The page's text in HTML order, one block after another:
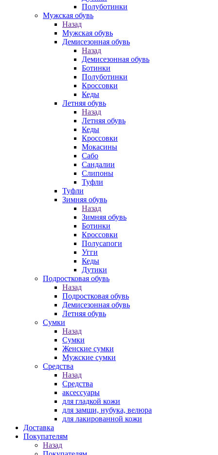
Полуботинки
Мужская обувь
Назад
Мужская обувь
Демисезонная обувь
Назад
Демисезонная обувь
Ботинки
Полуботинки
Кроссовки
Кеды
Летняя обувь
Назад
Летняя обувь
Кеды
Кроссовки
Мокасины
Сабо
Сандалии
Слипоны
Туфли
Туфли
Зимняя обувь
Назад
Зимняя обувь
Ботинки
Кроссовки
Полусапоги
Угги
Кеды
Дутики
Подростковая обувь
Назад
Подростковая обувь
Демисезонная обувь
Летняя обувь
Сумки
Назад
Сумки
Женские сумки
Мужские сумки
Средства
Назад
Средства
аксессуары
для гладкой кожи
для замши, нубука, велюра
для лакированной кожи
Доставка
Покупателям
Назад